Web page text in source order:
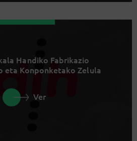
Handiko Fabrikazio
eta Konponketako Zelula
Ver